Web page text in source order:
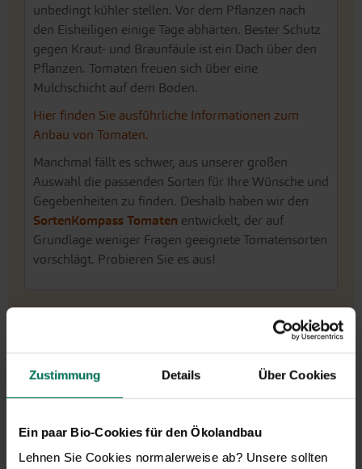
Zustimmung Details Über Cookies
Ein paar Bio-Cookies für den Ökolandbau
Lehnen Sie Cookies normalerweise ab? Unsere sollten
unbedingt kühler stellen. Vor dem Pflanzen nach
den Eisheiligen einige Tage abhärten. Bester Schutz
gegen Kraut- und Braunfäule ist ein Dach über den
Pflanzen. Tomaten freuen sich über eine
Mulchschicht auf dem Boden.
Hier finden Sie ausführliche Informationen zum
Anbau von Tomaten.
Manchmal fällt es schwer, aus unserer großen
Auswahl die passenden Sorten für Ihre Wünsche und
Gegebenheiten zu finden. Deshalb haben wir den
SortenKompass Tomaten entwickelt, der auf
Grundlage weniger Fragen geeignete Tomatensorten
vorschlägt. Probieren Sie es aus!
Wir sind telefonisch erreichbar: